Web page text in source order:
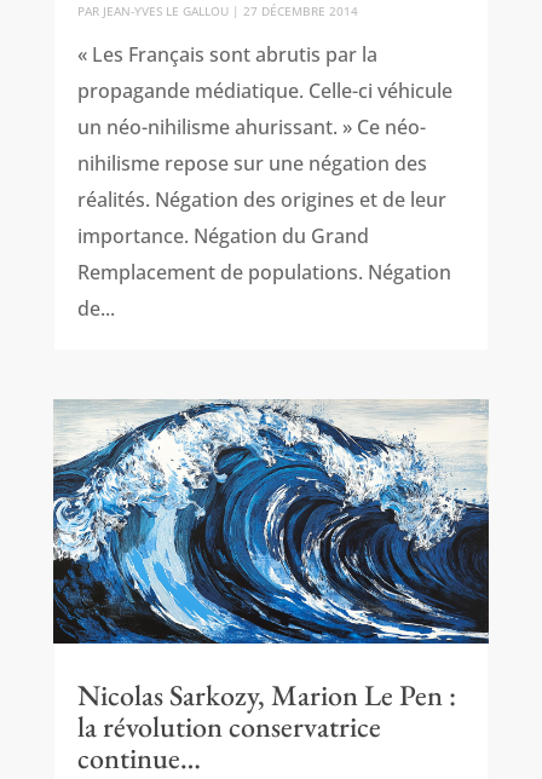
PAR JEAN-YVES LE GALLOU| 27 DÉCEMBRE 2014
« Les Français sont abrutis par la
propagande médiatique. Celle-ci véhicule
un néo-nihilisme ahurissant. » Ce néo-
nihilisme repose sur une négation des
réalités. Négation des origines et de leur
importance. Négation du Grand
Remplacement de populations. Négation
de...
Nicolas Sarkozy, Marion Le Pen :
la révolution conservatrice
continue…